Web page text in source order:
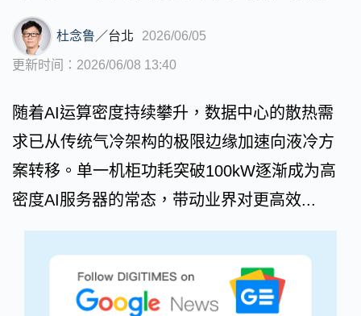
杜念鲁 ／台北 2026/06/05
更新时间：2026/06/08 13:40
随着AI运算密度持续攀升，数据中心的散热需
求已从传统气冷架构的极限边缘加速向液冷方
案转移。单一机柜功耗突破100kW逐渐成为高
密度AI服务器的常态，带动业界对更高效...